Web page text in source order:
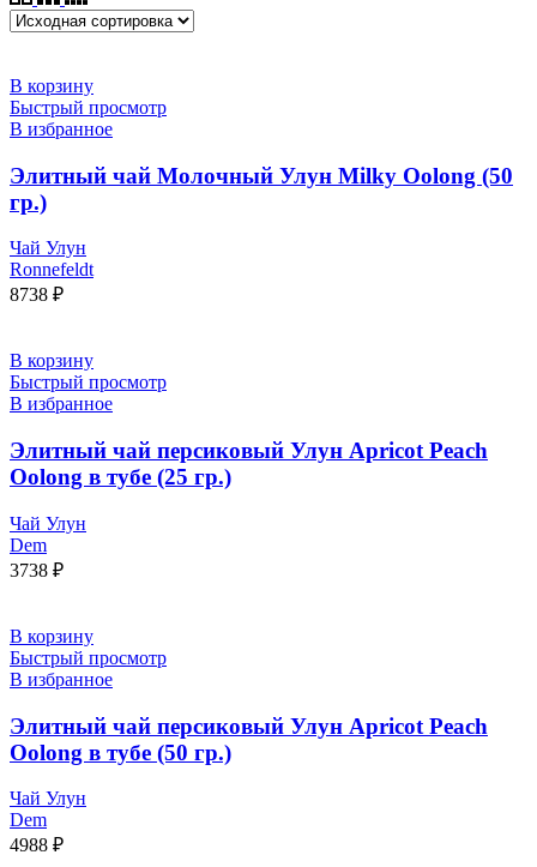
В корзину
Быстрый просмотр
В избранное
Элитный чай Молочный Улун Milky Oolong (50
гр.)
Чай Улун
Ronnefeldt
8738 ₽
В корзину
Быстрый просмотр
В избранное
Элитный чай персиковый Улун Apricot Peach
Oolong в тубе (25 гр.)
Чай Улун
Dem
3738 ₽
В корзину
Быстрый просмотр
В избранное
Элитный чай персиковый Улун Apricot Peach
Oolong в тубе (50 гр.)
Чай Улун
Dem
4988 ₽